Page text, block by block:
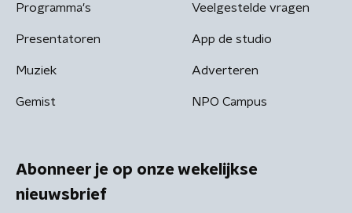
Programma's
Presentatoren
Muziek
Gemist
Veelgestelde vragen
App de studio
Adverteren
NPO Campus
Abonneer je op onze wekelijkse
nieuwsbrief